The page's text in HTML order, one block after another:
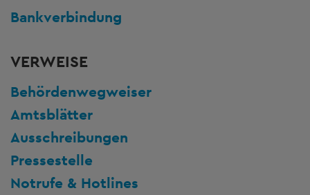
Bankverbindung
VERWEISE
Behördenwegweiser
Amtsblätter
Ausschreibungen
Pressestelle
Notrufe & Hotlines